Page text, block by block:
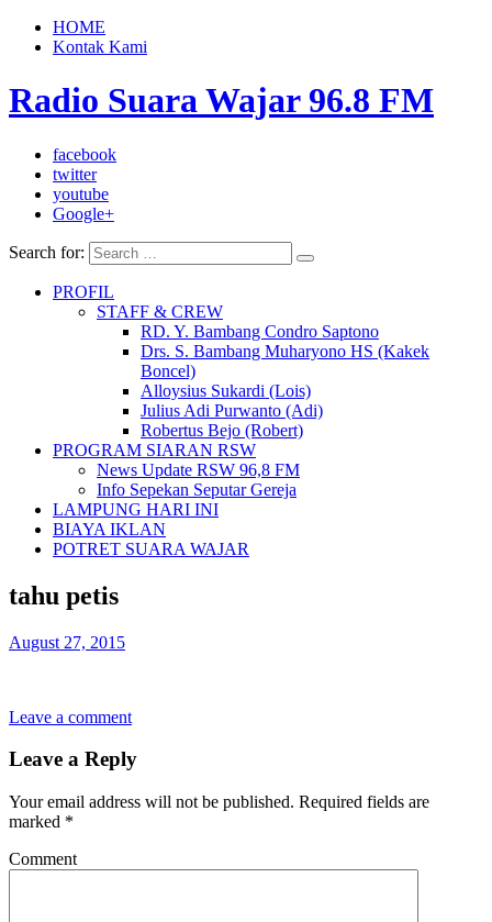
HOME
Kontak Kami
Radio Suara Wajar 96.8 FM
facebook
twitter
youtube
Google+
Search for:
PROFIL
STAFF & CREW
RD. Y. Bambang Condro Saptono
Drs. S. Bambang Muharyono HS (Kakek
Boncel)
Alloysius Sukardi (Lois)
Julius Adi Purwanto (Adi)
Robertus Bejo (Robert)
PROGRAM SIARAN RSW
News Update RSW 96,8 FM
Info Sepekan Seputar Gereja
LAMPUNG HARI INI
BIAYA IKLAN
POTRET SUARA WAJAR
tahu petis
August 27, 2015
Leave a comment
Leave a Reply
Your email address will not be published. Required fields are
marked *
Comment